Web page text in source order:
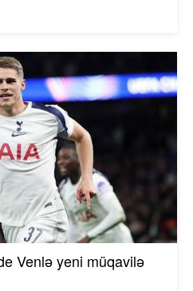
Venlə yeni müqavilə